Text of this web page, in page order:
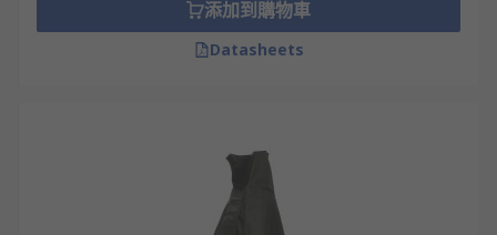
添加到購物車
Datasheets